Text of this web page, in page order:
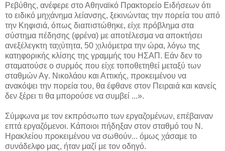
Ρεβύθης, ανέφερε στο Αθηναϊκό Πρακτορείο Ειδήσεων ότι
το ειδικό μηχάνημα λείανσης, ξεκινώντας την πορεία του από
την Κηφισιά, όπως διαπιστώθηκε, είχε πρόβλημα στα
σύστημα πέδησης (φρένα) με αποτέλεσμα να αποκτήσει
ανεξέλεγκτη ταχύτητα, 50 χιλιόμετρα την ώρα, λόγω της
κατηφορικής κλίσης της γραμμής του ΗΣΑΠ. Εάν δεν το
σταματούσε ο συρμός που είχε τοποθετηθεί μεταξύ των
σταθμών Αγ. Νικολάου και Αττικής, προκειμένου να
ανακόψει την πορεία του, θα έφθανε στον Πειραιά και κανείς
δεν ξέρει τι θα μπορούσε να συμβεί ...».
Σύμφωνα με τον εκπρόσωπο των εργαζομένων, επέβαιναν
επτά εργαζόμενοι. Κάποιοι πήδηξαν στον σταθμό του Ν.
Ηρακλείου προκειμένου να σωθούν... όμως χάσαμε το
συνάδελφο μας, ήταν μαζί με τον οδηγό.